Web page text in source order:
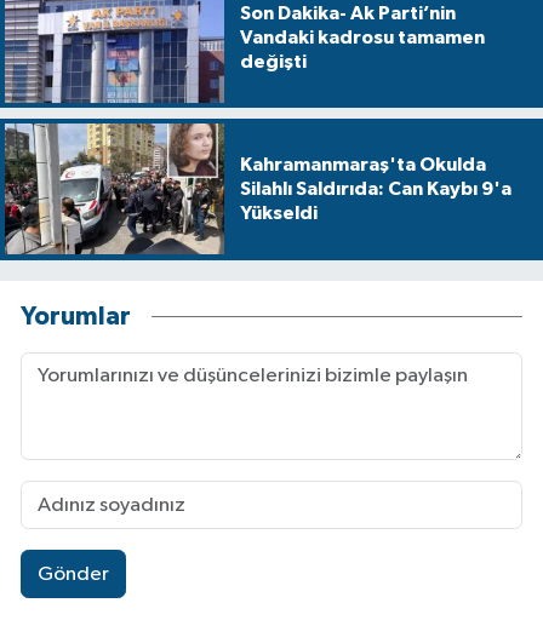
Son Dakika- Ak Parti’nin
Vandaki kadrosu tamamen
değişti
Kahramanmaraş'ta Okulda
Silahlı Saldırıda: Can Kaybı 9'a
Yükseldi
Yorumlar
Gönder